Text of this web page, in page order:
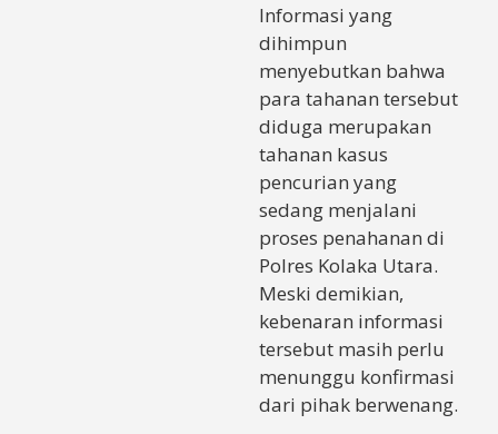
Informasi yang
dihimpun
menyebutkan bahwa
para tahanan tersebut
diduga merupakan
tahanan kasus
pencurian yang
sedang menjalani
proses penahanan di
Polres Kolaka Utara.
Meski demikian,
kebenaran informasi
tersebut masih perlu
menunggu konfirmasi
dari pihak berwenang.